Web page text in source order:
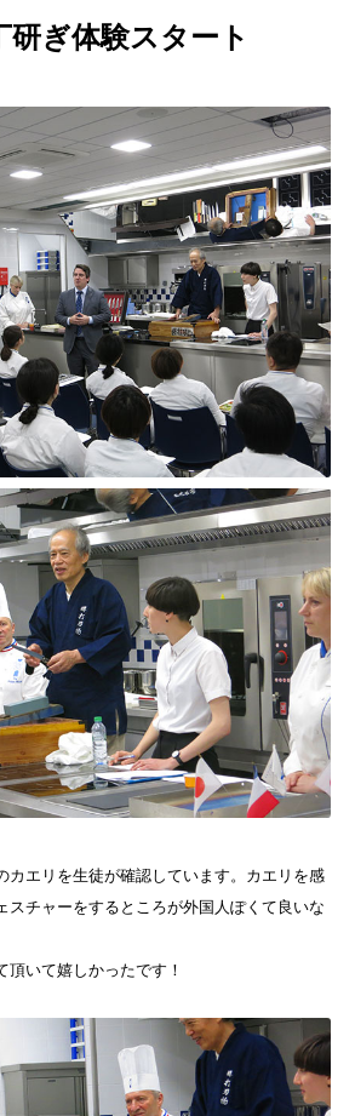
研ぎ体験スタート
カエリを生徒が確認しています。カエリを感
スチャーをするところが外国人ぽくて良いな
頂いて嬉しかったです！